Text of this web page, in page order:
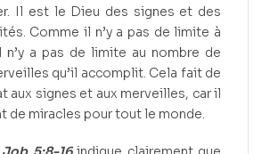
Il est le Dieu des signes et des
Comme il n’y a pas de limite à
n’y a pas de limite au nombre de
qu’il accomplit. Cela fait de
aux signes et aux merveilles, car il
de miracles pour tout le monde.